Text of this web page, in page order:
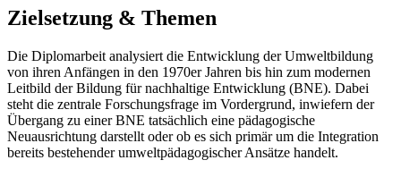
Zielsetzung & Themen
Die Diplomarbeit analysiert die Entwicklung der Umweltbildung
von ihren Anfängen in den 1970er Jahren bis hin zum modernen
Leitbild der Bildung für nachhaltige Entwicklung (BNE). Dabei
steht die zentrale Forschungsfrage im Vordergrund, inwiefern der
Übergang zu einer BNE tatsächlich eine pädagogische
Neuausrichtung darstellt oder ob es sich primär um die Integration
bereits bestehender umweltpädagogischer Ansätze handelt.